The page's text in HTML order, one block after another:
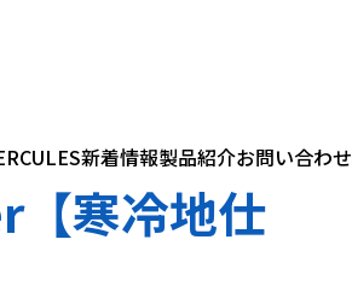
新着情報製品紹介お問い合わせ
寒冷地仕